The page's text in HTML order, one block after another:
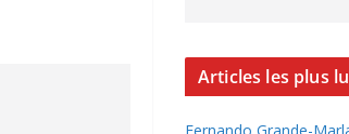
Articles les plus